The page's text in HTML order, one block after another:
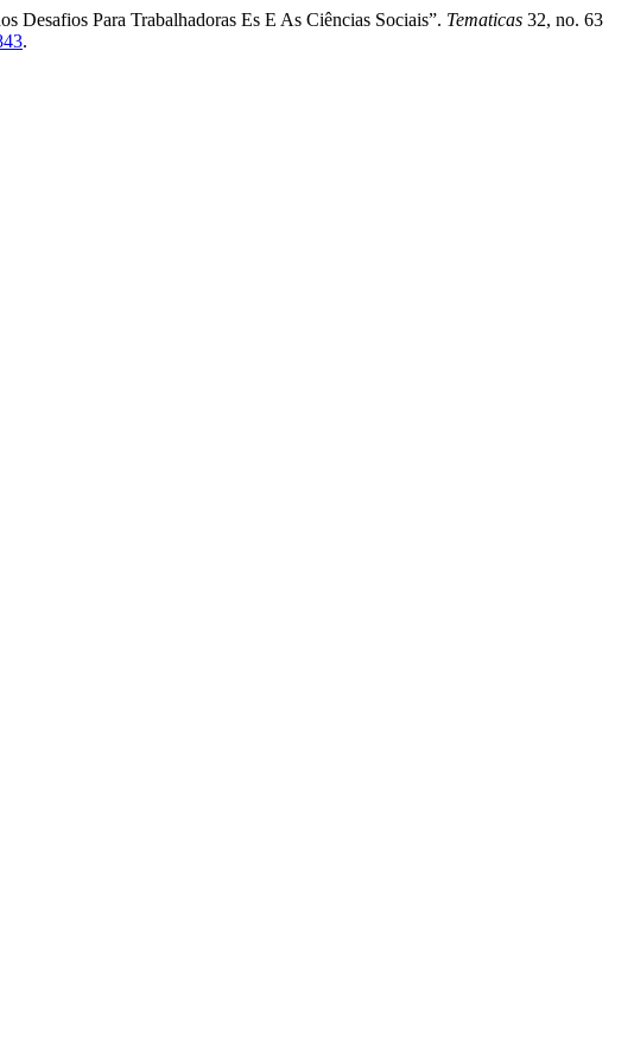
Desafios Para Trabalhadoras Es E As Ciências Sociais”. Tematicas 32, no. 63
.